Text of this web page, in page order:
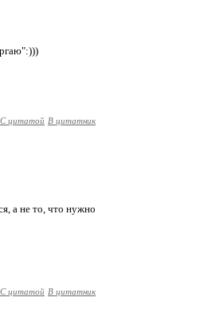
С цитатой В цитатник
а не то, что нужно
С цитатой В цитатник